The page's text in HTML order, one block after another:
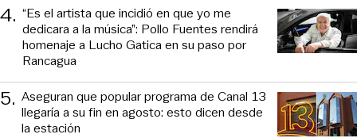
4. “Es el artista que incidió en que yo me
dedicara a la música”: Pollo Fuentes rendirá
homenaje a Lucho Gatica en su paso por
Rancagua
5. Aseguran que popular programa de Canal 13
llegaría a su fin en agosto: esto dicen desde
la estación